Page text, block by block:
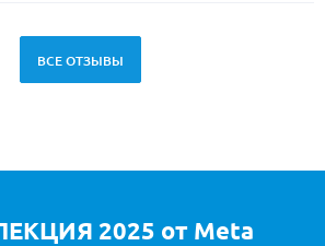
ВСЕ ОТЗЫВЫ
2025 от Meta